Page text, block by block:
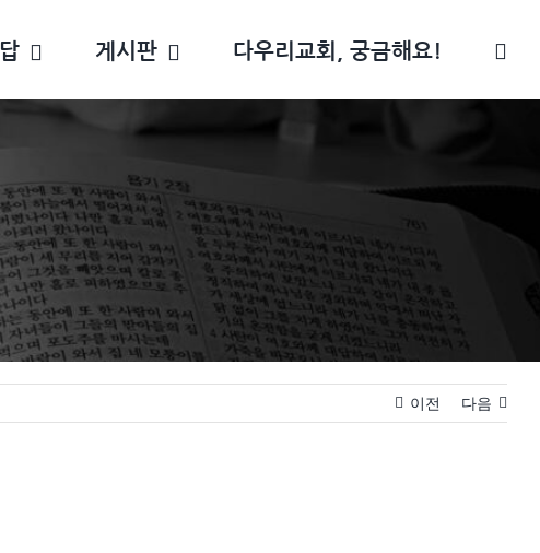
게시판 다우리교회, 궁금해요!
이전 다음